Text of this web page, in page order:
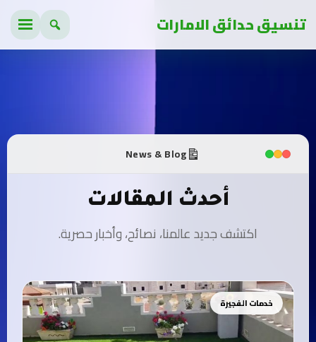
تنسيق حدائق الامارات
News & Blog
أحدث المقالات
اكتشف جديد عالمنا، نصائح، وأخبار حصرية.
خدمات الفجيرة